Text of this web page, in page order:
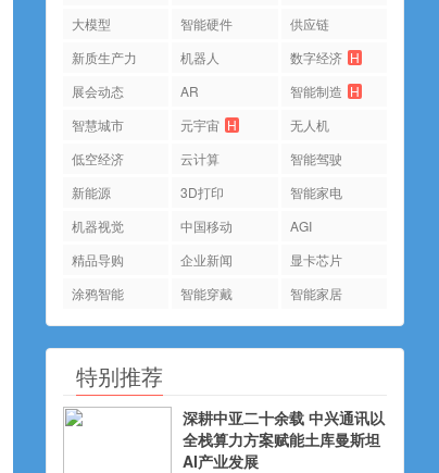
大模型
智能硬件
供应链
新质生产力
机器人 数字经济 H
展会动态
AR 智能制造 H
智慧城市
元宇宙 H
无人机
低空经济
云计算
智能驾驶
新能源
3D打印
智能家电
机器视觉
中国移动
AGI
精品导购
企业新闻
显卡芯片
涂鸦智能
智能穿戴 智能家居
特别推荐
深耕中亚二十余载 中兴通讯以
全栈算力方案赋能土库曼斯坦
AI产业发展